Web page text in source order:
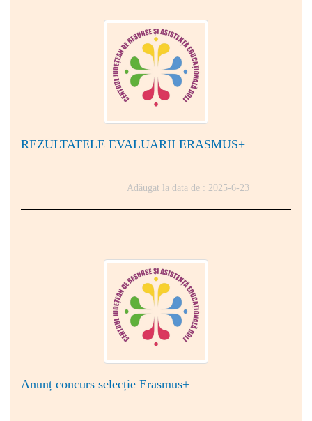
REZULTATELE EVALUARII ERASMUS+
Adăugat la data de : 2025-6-23
Anunț concurs selecție Erasmus+